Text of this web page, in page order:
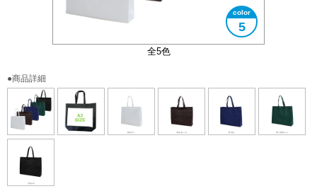
全5色
5
A3サイズ対応
●商品詳細